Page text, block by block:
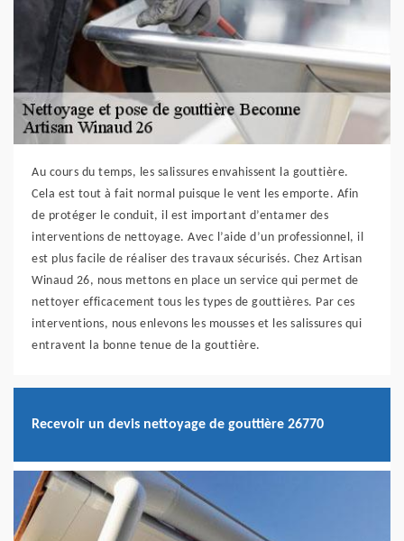
Au cours du temps, les salissures envahissent la gouttière.
Cela est tout à fait normal puisque le vent les emporte. Afin
de protéger le conduit, il est important d’entamer des
interventions de nettoyage. Avec l’aide d’un professionnel, il
est plus facile de réaliser des travaux sécurisés. Chez Artisan
Winaud 26, nous mettons en place un service qui permet de
nettoyer efficacement tous les types de gouttières. Par ces
interventions, nous enlevons les mousses et les salissures qui
entravent la bonne tenue de la gouttière.
Recevoir un devis nettoyage de gouttière 26770